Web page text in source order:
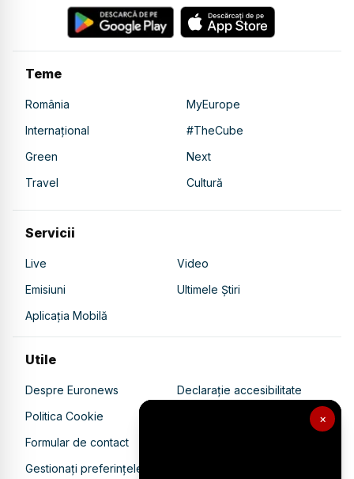
×
Teme
România
MyEurope
Internațional
#TheCube
Green
Next
Travel
Cultură
Servicii
Live
Video
Emisiuni
Ultimele Știri
Aplicația Mobilă
Utile
Despre Euronews
Declarație accesibilitate
Politica Cookie
Politica de confidențialitate
Formular de contact
Gestionați preferințele